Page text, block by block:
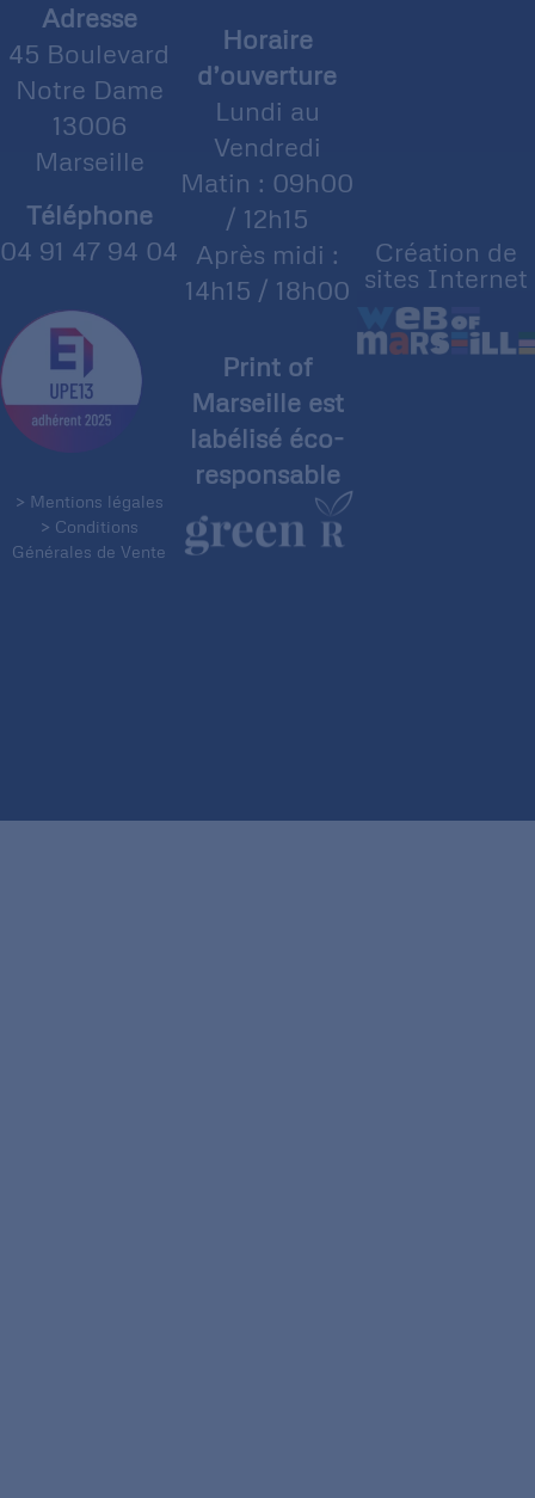
Adresse
45 Boulevard
Notre Dame
13006
Marseille
Téléphone
04 91 47 94 04
> Mentions légales
> Conditions
Générales de Vente
Horaire
d’ouverture
Lundi au
Vendredi
Matin : 09h00
/ 12h15
Après midi :
14h15 / 18h00
Print of
Marseille est
labélisé éco-
responsable
Création de
sites Internet